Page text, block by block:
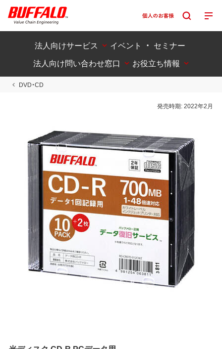
法人向けサービス
イベント ・ セミナー
法人向け問い合わせ窓口
お役立ち情報
DVD・CD
発売時期:2022年2月